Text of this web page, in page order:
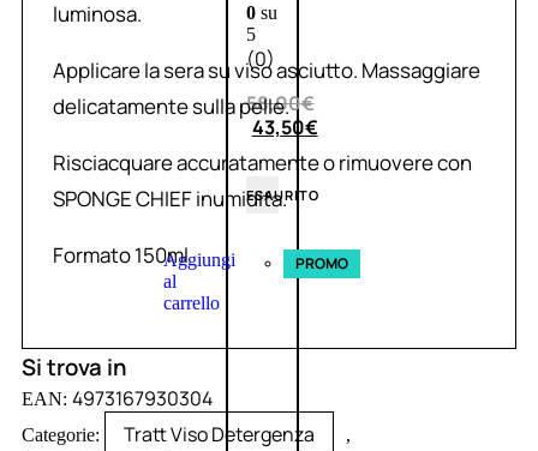
0su
5
(0)
58,00€
43,50€
ESAURITO
Aggiungi
al
carrello
PROMO
luminosa.
Applicare la sera su viso asciutto. Massaggiare
delicatamente sulla pelle.
Risciacquare accuratamente o rimuovere con
SPONGE CHIEF inumidita.
Formato 150ml
Si trova in
EAN: 4973167930304
Categorie: Tratt Viso Detergenza ,